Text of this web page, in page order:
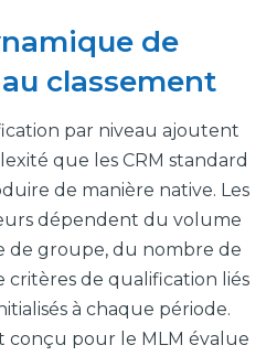
de
classement
par niveau ajoutent
que les CRM standard
de manière native. Les
dépendent du volume
de groupe, du nombre de
critères de qualification liés
à chaque période.
conçu pour le MLM évalue